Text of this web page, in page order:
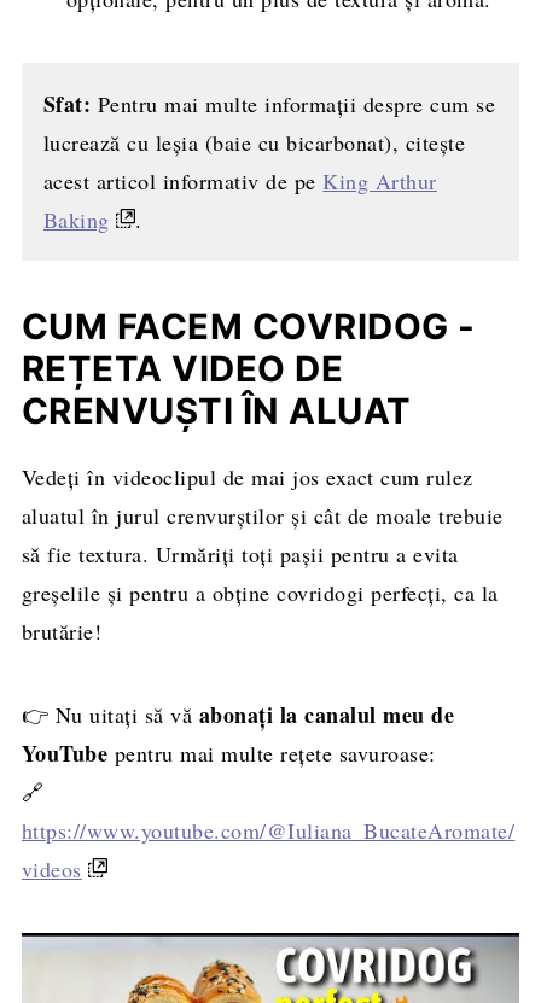
Sfat: Pentru mai multe informații despre cum se
lucrează cu leșia (baie cu bicarbonat), citește
acest articol informativ de pe King Arthur
Baking
.
CUM FACEM COVRIDOG -
REȚETA VIDEO DE
CRENVUȘTI ÎN ALUAT
Vedeți în videoclipul de mai jos exact cum rulez
aluatul în jurul crenvurștilor și cât de moale trebuie
să fie textura. Urmăriți toți pașii pentru a evita
greșelile și pentru a obține covridogi perfecți, ca la
brutărie!
👉 Nu uitați să vă abonați la canalul meu de
YouTube pentru mai multe rețete savuroase:
🔗
https://www.youtube.com/@Iuliana_BucateAromate/
videos